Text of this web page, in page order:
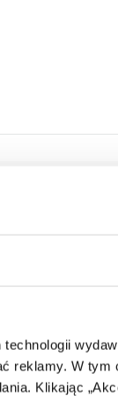
reklamy. W tym
Klikając
Cel kontaktu:
Adres e-mail: